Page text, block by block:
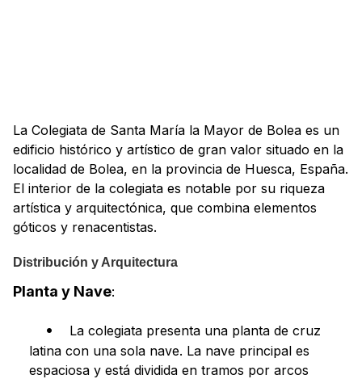
La Colegiata de Santa María la Mayor de Bolea es un
edificio histórico y artístico de gran valor situado en la
localidad de Bolea, en la provincia de Huesca, España.
El interior de la colegiata es notable por su riqueza
artística y arquitectónica, que combina elementos
góticos y renacentistas.
Distribución y Arquitectura
Planta y Nave:
La colegiata presenta una planta de cruz
latina con una sola nave. La nave principal es
espaciosa y está dividida en tramos por arcos